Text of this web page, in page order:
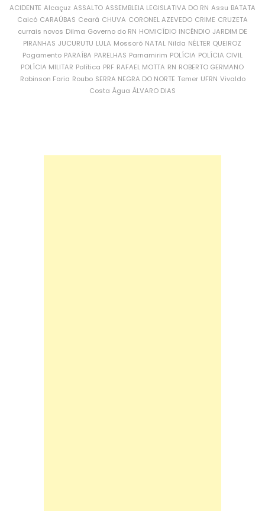
ACIDENTE Alcaçuz ASSALTO ASSEMBLEIA LEGISLATIVA DO RN Assu BATATA
Caicó CARAÚBAS Ceará CHUVA CORONEL AZEVEDO CRIME CRUZETA
currais novos Dilma Governo do RN HOMICÍDIO INCÊNDIO JARDIM DE
PIRANHAS JUCURUTU LULA Mossoró NATAL Nilda NÉLTER QUEIROZ
Pagamento PARAÍBA PARELHAS Parnamirim POLÍCIA POLÍCIA CIVIL
POLÍCIA MILITAR Política PRF RAFAEL MOTTA RN ROBERTO GERMANO
Robinson Faria Roubo SERRA NEGRA DO NORTE Temer UFRN Vivaldo
Costa Água ÁLVARO DIAS